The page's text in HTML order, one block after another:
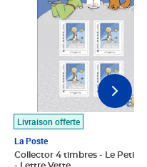
Livraison offerte
La Poste
Collector 4 timbres - Le Petit